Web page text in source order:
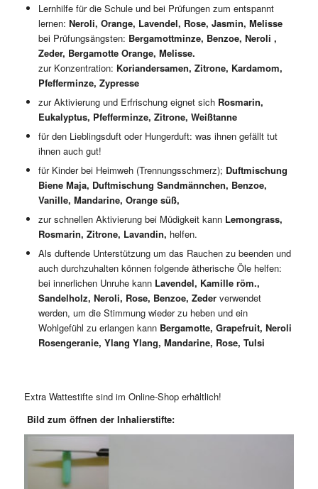
Lernhilfe für die Schule und bei Prüfungen zum entspannt
lernen: Neroli, Orange, Lavendel, Rose, Jasmin, Melisse
bei Prüfungsängsten: Bergamottminze, Benzoe, Neroli ,
Zeder, Bergamotte Orange, Melisse.
zur Konzentration: Koriandersamen, Zitrone, Kardamom,
Pfefferminze, Zypresse
zur Aktivierung und Erfrischung eignet sich Rosmarin,
Eukalyptus, Pfefferminze, Zitrone, Weißtanne
für den Lieblingsduft oder Hungerduft: was ihnen gefällt tut
ihnen auch gut!
für Kinder bei Heimweh (Trennungsschmerz); Duftmischung
Biene Maja, Duftmischung Sandmännchen, Benzoe,
Vanille, Mandarine, Orange süß,
zur schnellen Aktivierung bei Müdigkeit kann Lemongrass,
Rosmarin, Zitrone, Lavandin, helfen.
Als duftende Unterstützung um das Rauchen zu beenden und
auch durchzuhalten können folgende ätherische Öle helfen:
bei innerlichen Unruhe kann Lavendel, Kamille röm.,
Sandelholz, Neroli, Rose, Benzoe, Zederverwendet
werden, um die Stimmung wieder zu heben und ein
Wohlgefühl zu erlangen kann Bergamotte, Grapefruit, Neroli
Rosengeranie, Ylang Ylang, Mandarine, Rose, Tulsi
Extra Wattestifte sind im Online-Shop erhältlich!
Bild zum öffnen der Inhalierstifte: